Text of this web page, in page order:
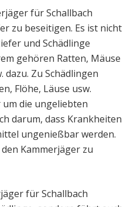
für Schallbach
zu beseitigen. Es ist nicht
und Schädlinge
gehören Ratten, Mäuse
dazu. Zu Schädlingen
Flöhe, Läuse usw.
die ungeliebten
darum, dass Krankheiten
ungenießbar werden.
Kammerjäger zu
für Schallbach